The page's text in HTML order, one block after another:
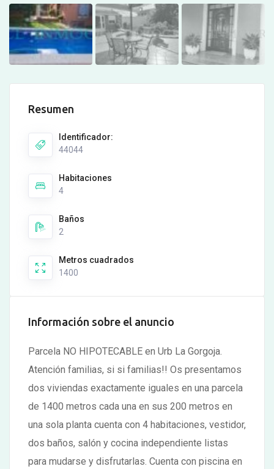
Resumen
Identificador:
44044
Habitaciones
4
Baños
2
Metros cuadrados
1400
Información sobre el anuncio
Parcela NO HIPOTECABLE en Urb La Gorgoja.
Atención familias, si si familias!! Os presentamos
dos viviendas exactamente iguales en una parcela
de 1400 metros cada una en sus 200 metros en
una sola planta cuenta con 4 habitaciones, vestidor,
dos baños, salón y cocina independiente listas
para mudarse y disfrutarlas. Cuenta con piscina en